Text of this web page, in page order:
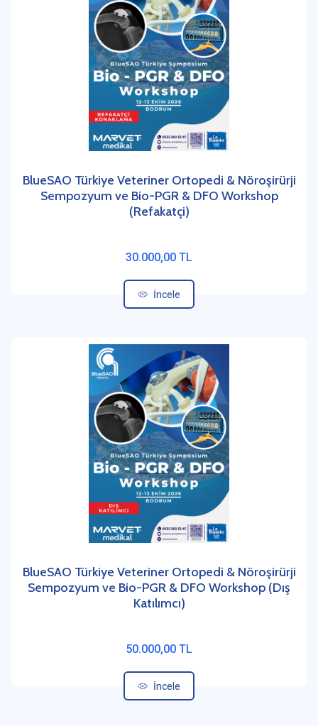
BlueSAO Türkiye Veteriner Ortopedi & Nöroşirürji
Sempozyum ve Bio-PGR & DFO Workshop
(Refakatçi)
30.000,00 TL
İncele
BlueSAO Türkiye Veteriner Ortopedi & Nöroşirürji
Sempozyum ve Bio-PGR & DFO Workshop (Dış
Katılımcı)
50.000,00 TL
İncele